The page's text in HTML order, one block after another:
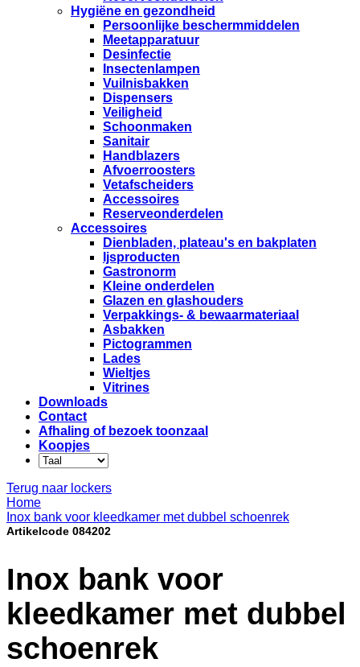
Hygiëne en gezondheid
Persoonlijke beschermmiddelen
Meetapparatuur
Desinfectie
Insectenlampen
Vuilnisbakken
Dispensers
Veiligheid
Schoonmaken
Sanitair
Handblazers
Afvoerroosters
Vetafscheiders
Accessoires
Reserveonderdelen
Accessoires
Dienbladen, plateau's en bakplaten
Ijsproducten
Gastronorm
Kleine onderdelen
Glazen en glashouders
Verpakkings- & bewaarmateriaal
Asbakken
Pictogrammen
Lades
Wieltjes
Vitrines
Downloads
Contact
Afhaling of bezoek toonzaal
Koopjes
Terug naar lockers
Home
Inox bank voor kleedkamer met dubbel schoenrek
Artikelcode 084202
Inox bank voor
kleedkamer met dubbel
schoenrek